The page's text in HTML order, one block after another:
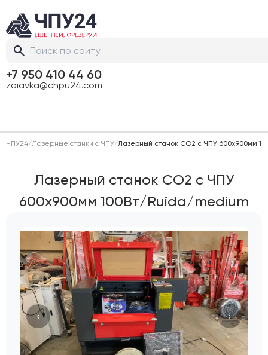
+7 950 410 44 60
zaiavka@chpu24.com
ЧПУ24/Лазерные станки с ЧПУ/Лазерный станок CO2 c ЧПУ 600х900мм
Лазерный станок CO2 c ЧПУ
600х900мм 100Вт/Ruida/medium
‹ ›